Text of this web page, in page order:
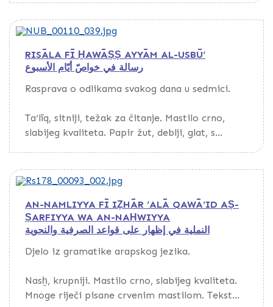
RISĀLA FĪ H̱AWĀṢṢ AYYĀM AL-USBŪ‘
رسالة في خواصّ أيّام الأسبوع
Rasprava o odlikama svakog dana u sedmici.
Ta‘līq, sitniji, težak za čitanje. Mastilo crno,
slabijeg kvaliteta. Papir žut, deblji, glat, s
AN-NAMLIYYA FĪ IẒHĀR ‘ALĀ QAWĀ‘ID AṢ-
ṢARFIYYA WA AN-NAḤWIYYA
النملية في إظهار على قواعد الصرفية والنحوية
Djelo iz gramatike arapskog jezika.
Nasẖ, krupniji. Mastilo crno, slabijeg kvaliteta.
Mnoge riječi pisane crvenim mastilom. Tekst